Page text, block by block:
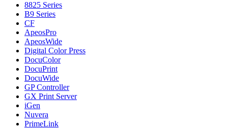
8825 Series
B9 Series
CF
ApeosPro
ApeosWide
Digital Color Press
DocuColor
DocuPrint
DocuWide
GP Controller
GX Print Server
iGen
Nuvera
PrimeLink